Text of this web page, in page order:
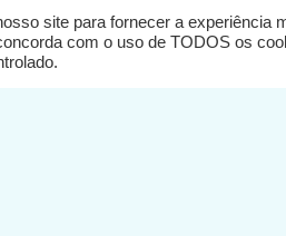
site para fornecer a experiência
com o uso de TODOS os